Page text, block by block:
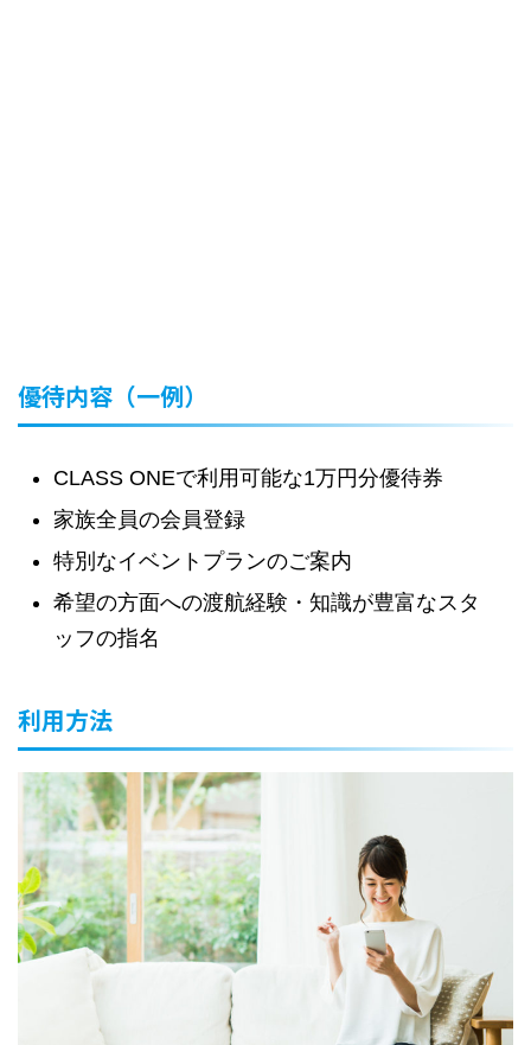
優待内容（一例）
CLASS ONEで利用可能な1万円分優待券
家族全員の会員登録
特別なイベントプランのご案内
希望の方面への渡航経験・知識が豊富なスタ
ッフの指名
利用方法